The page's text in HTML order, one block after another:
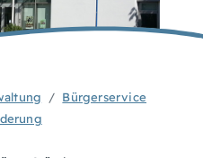
Bürgerservice